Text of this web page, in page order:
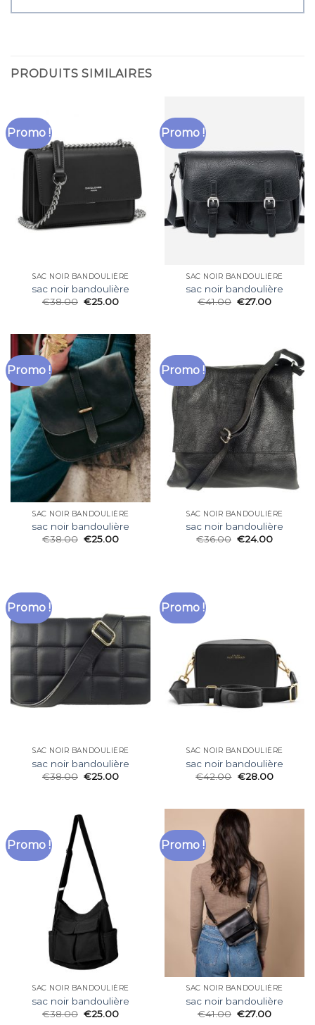
PRODUITS SIMILAIRES
Promo !
SAC NOIR BANDOULIÈRE
sac noir bandoulière
€38.00 €25.00
Promo !
SAC NOIR BANDOULIÈRE
sac noir bandoulière
€41.00 €27.00
Promo !
SAC NOIR BANDOULIÈRE
sac noir bandoulière
€38.00 €25.00
Promo !
SAC NOIR BANDOULIÈRE
sac noir bandoulière
€36.00 €24.00
Promo !
SAC NOIR BANDOULIÈRE
sac noir bandoulière
€38.00 €25.00
Promo !
SAC NOIR BANDOULIÈRE
sac noir bandoulière
€42.00 €28.00
Promo !
SAC NOIR BANDOULIÈRE
sac noir bandoulière
€38.00 €25.00
Promo !
SAC NOIR BANDOULIÈRE
sac noir bandoulière
€41.00 €27.00